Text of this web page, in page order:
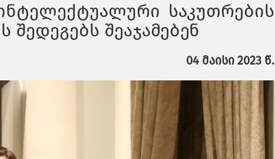
საკუთრების
შედეგებს შეაჯამებენ
04 მაისი 2023 წ.